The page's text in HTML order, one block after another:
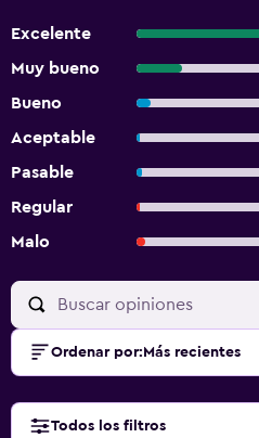
Excelente
Muy bueno
Bueno
Aceptable
Pasable
Regular
Malo
Ordenar por: Más recientes
Todos los filtros